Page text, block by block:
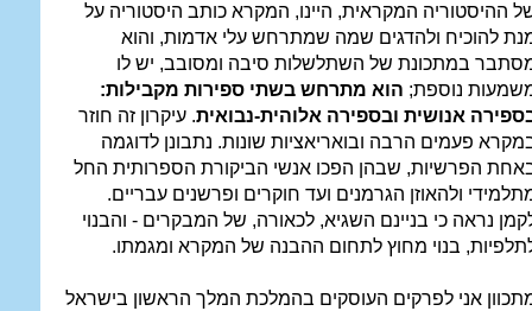
ההיסטוריה המקראית, היינו, המקרא כותב היסטוריה על
להוכיח ולהדגים שמה שמתרחש עלי אדמות, והוא
במתכונת של השתלשלות סיבה ומסובב, יש לו
נוספת; הוא מתרחש בשתי ספירות מקבילות:
אנושית ובספירה אלוהית-נבואית. עיקרון זה חוזר
פעמים הרבה ובואריאציות שונות. נתבונן לדוגמה
הפרשיות, שבהן הפכו אנשי הביקורת הספרותית החל
ולהאוזן הגרמנים ועד חוקרים ופרשנים עבריים.
נראה כי בניינם השגיא, לכאורה, של המבקרים - והבנוי
בנוי מחוץ לתחום ההבנה של המקרא ומגמתו.
אני לפרקים העוסקים בהמלכת המלך הראשון בישראל